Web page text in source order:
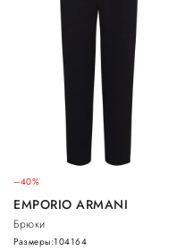
–40%
EMPORIO ARMANI
Брюки
Размеры:104164